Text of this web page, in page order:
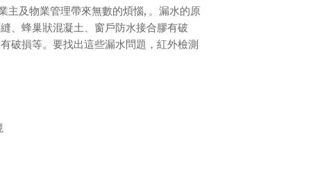
主及物業管理帶來無數的煩惱, 。漏水的原
、蜂巢狀混凝土、窗戶防水接合膠有破
破損等。要找出這些漏水問題，紅外檢測